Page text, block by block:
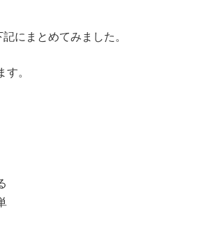
にまとめてみました。
。